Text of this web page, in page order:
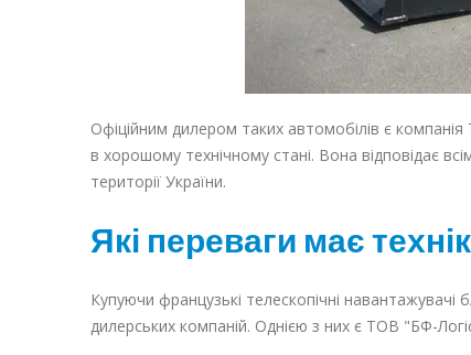
Офіційним дилером таких автомобілів є
в хорошому технічному стані. Вона відповідає
території України.
Які переваги має
Купуючи французькі телескопічні
дилерських компаній. Однією з них є ТОВ "БФ-